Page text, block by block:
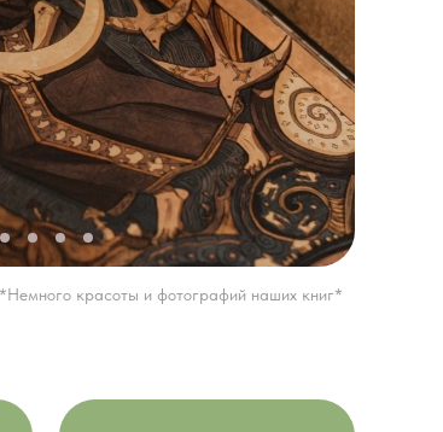
*Немного красоты и фотографий наших книг*